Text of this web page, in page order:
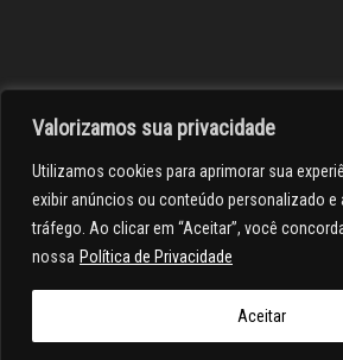
Valorizamos sua privacidade
Utilizamos cookies para aprimorar sua
exibir anúncios ou conteúdo personalizado e
tráfego. Ao clicar em “Aceitar”, você
nossa Política de Privacidade
Aceitar
><(((º> 17